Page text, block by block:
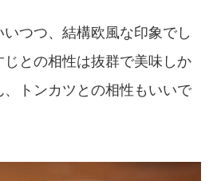
つつ、結構欧風な印象でし
との相性は抜群で美味しか
、トンカツとの相性もいいで